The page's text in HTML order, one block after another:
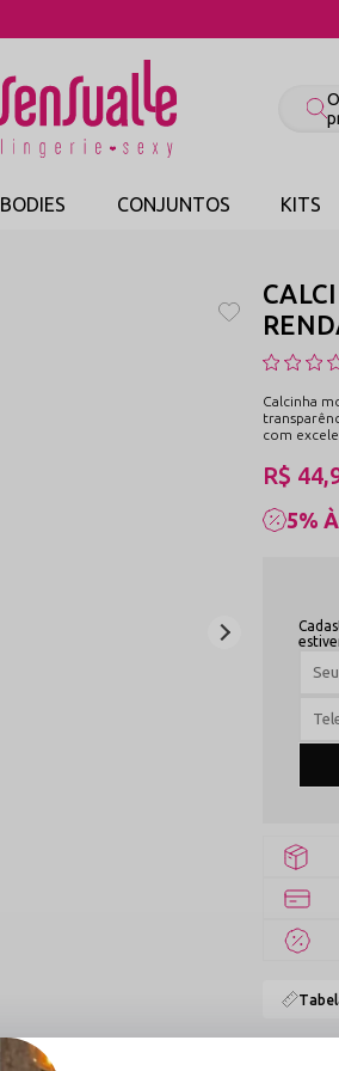
BODIES CONJUNTOS KITS
Calcinha
com
5%
R$